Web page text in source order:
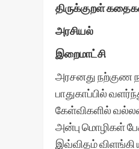
திருக்குறள்
அரசியல்
இறைமாட்சி
அரசனது நற்குண
பாதுகாப்பில்
கேள்விகளில்
அன்பு மொழிகள்
இவ்விதம் விளங்கி